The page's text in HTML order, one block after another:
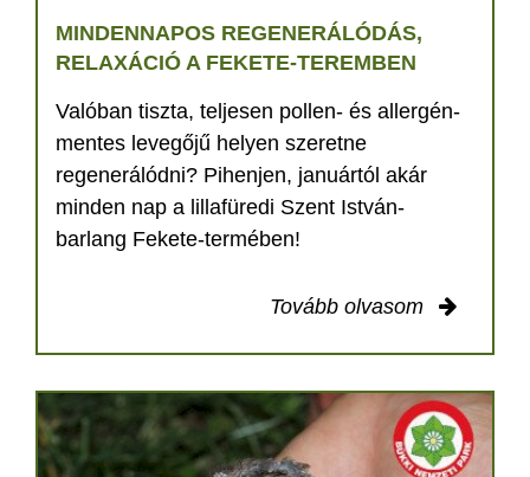
MINDENNAPOS REGENERÁLÓDÁS,
RELAXÁCIÓ A FEKETE-TEREMBEN
Valóban tiszta, teljesen pollen- és allergén-
mentes levegőjű helyen szeretne
regenerálódni? Pihenjen, januártól akár
minden nap a lillafüredi Szent István-
barlang Fekete-termében!
Tovább olvasom